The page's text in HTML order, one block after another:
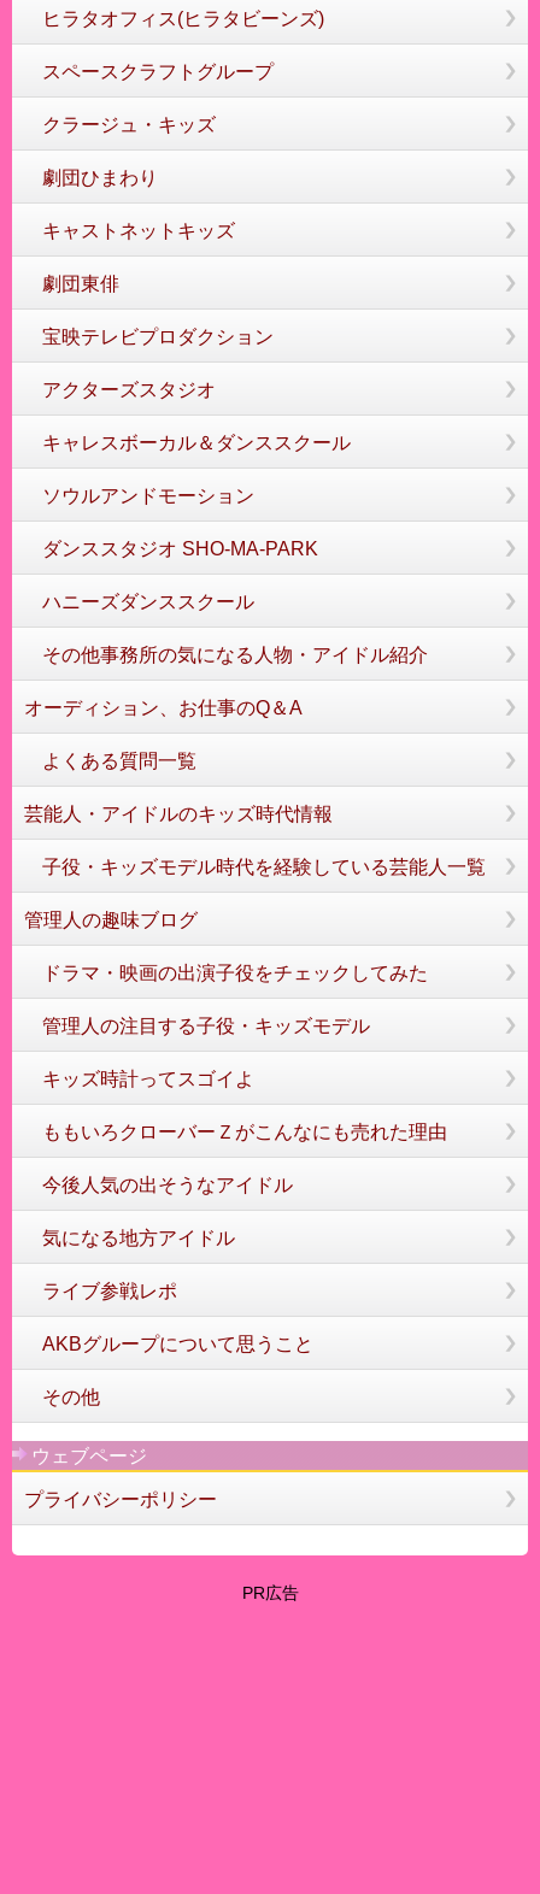
ヒラタオフィス(ヒラタビーンズ)
スペースクラフトグループ
クラージュ・キッズ
劇団ひまわり
キャストネットキッズ
劇団東俳
宝映テレビプロダクション
アクターズスタジオ
キャレスボーカル＆ダンススクール
ソウルアンドモーション
ダンススタジオ SHO-MA-PARK
ハニーズダンススクール
その他事務所の気になる人物・アイドル紹介
オーディション、お仕事のQ＆A
よくある質問一覧
芸能人・アイドルのキッズ時代情報
子役・キッズモデル時代を経験している芸能人一覧
管理人の趣味ブログ
ドラマ・映画の出演子役をチェックしてみた
管理人の注目する子役・キッズモデル
キッズ時計ってスゴイよ
ももいろクローバーＺがこんなにも売れた理由
今後人気の出そうなアイドル
気になる地方アイドル
ライブ参戦レポ
AKBグループについて思うこと
その他
ウェブページ
プライバシーポリシー
PR広告